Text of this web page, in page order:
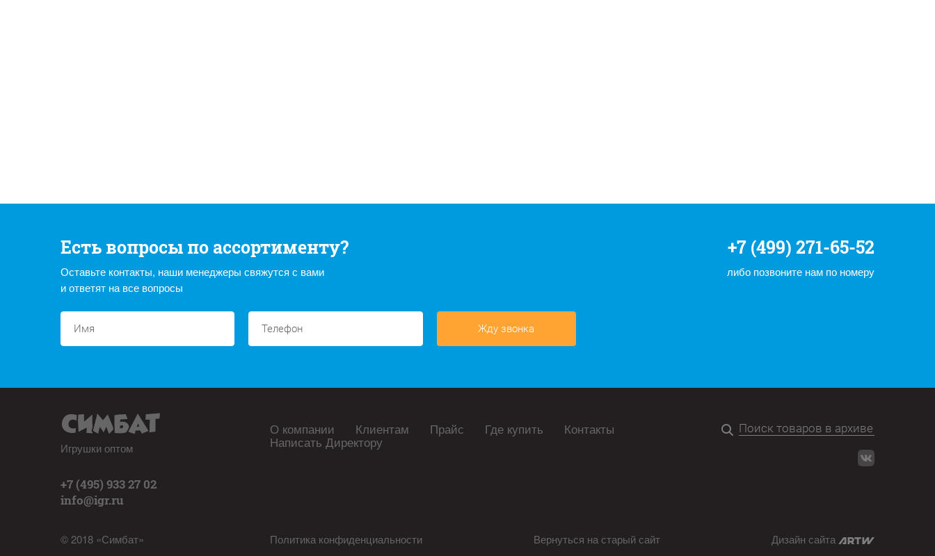
Есть вопросы по ассортименту?
Оставьте контакты, наши менеджеры свяжутся с вами
и ответят на все вопросы
+7 (499) 271-65-52
либо позвоните нам по номеру
Жду звонка
Игрушки оптом
+7 (495) 933 27 02
info@igr.ru
© 2018 «Симбат»
О компании Клиентам Прайс Где купить Контакты
Написать Директору
Политика конфиденциальности Вернуться на старый сайт Дизайн сайта